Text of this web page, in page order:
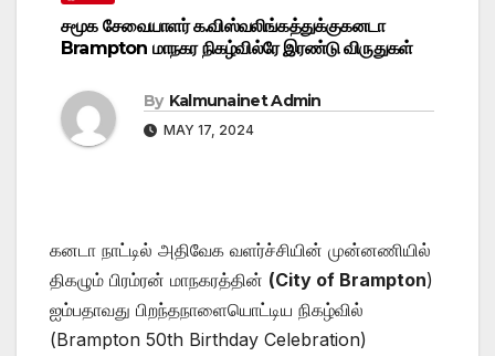
சமூக சேவையாளர் க.விஸ்வலிங்கத்துக்குகனடா
Brampton மாநகர நிகழ்வில்ரே இரண்டு விருதுகள்
By Kalmunainet Admin
MAY 17, 2024
கனடா நாட்டில் அதிவேக வளர்ச்சியின் முன்னணியில்
திகழும் பிரம்ரன் மாநகரத்தின் (City of Brampton)
ஐம்பதாவது பிறந்தநாளையொட்டிய நிகழ்வில்
(Brampton 50th Birthday Celebration)